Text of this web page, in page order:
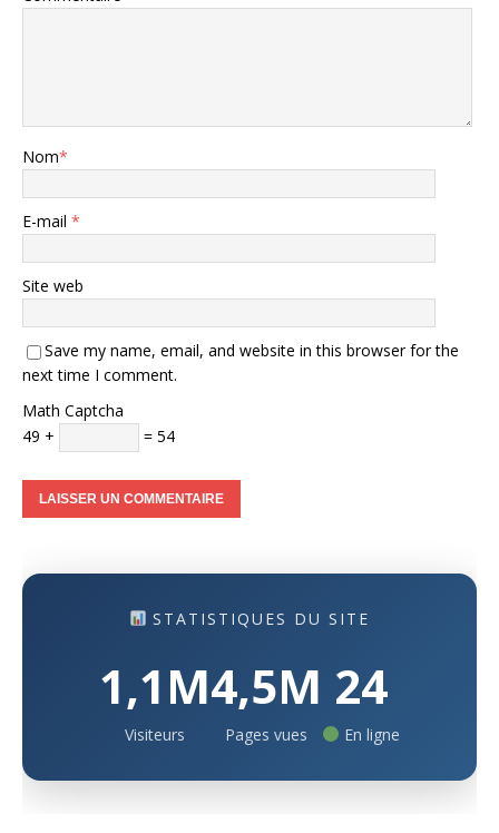
Nom*
E-mail *
Site web
Save my name, email, and website in this browser for the
next time I comment.
Math Captcha
49 +
= 54
STATISTIQUES DU SITE
1,1M
Visiteurs
4,5M
Pages vues
24
En ligne